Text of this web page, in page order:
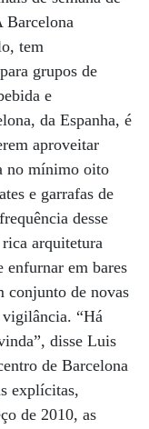
Barcelona
tem
grupos de
e
da Espanha, é
aproveitar
no mínimo oito
e garrafas de
desse
arquitetura
enfurnar em bares
conjunto de novas
vigilância. “Há
disse Luis
de Barcelona
explícitas,
de 2010, as